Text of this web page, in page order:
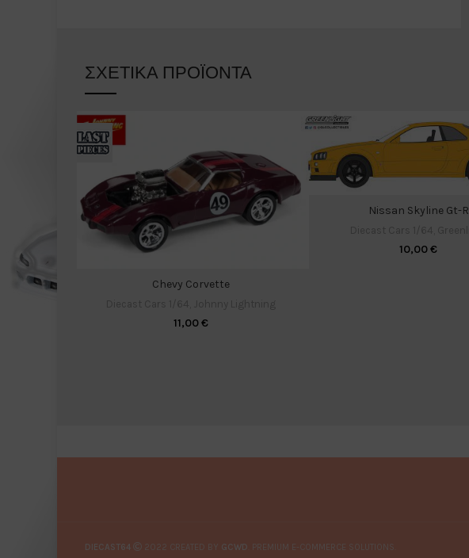
ΣΧΕΤΙΚΆ ΠΡΟΪΌΝΤΑ
Chevy Corvette
11,00€
Nissan Skyline Gt-R
10,00€
DIECAST64 2022 CREATED BY GCWD . PREMIUM E-COMMERCE SOLUTIONS.